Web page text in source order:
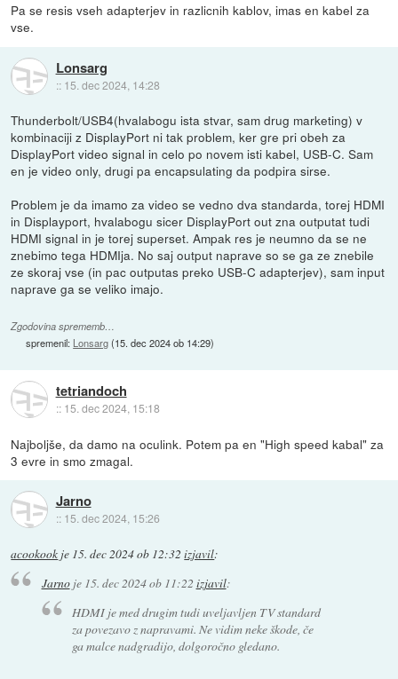
Pa se resis vseh adapterjev in razlicnih kablov, imas en kabel za
vse.
Lonsarg
:: 15. dec 2024, 14:28
Thunderbolt/USB4(hvalabogu ista stvar, sam drug marketing) v
kombinaciji z DisplayPort ni tak problem, ker gre pri obeh za
DisplayPort video signal in celo po novem isti kabel, USB-C. Sam
en je video only, drugi pa encapsulating da podpira sirse.
Problem je da imamo za video se vedno dva standarda, torej HDMI
in Displayport, hvalabogu sicer DisplayPort out zna outputat tudi
HDMI signal in je torej superset. Ampak res je neumno da se ne
znebimo tega HDMIja. No saj output naprave so se ga ze znebile
ze skoraj vse (in pac outputas preko USB-C adapterjev), sam input
naprave ga se veliko imajo.
Zgodovina sprememb…
spremenil: Lonsarg(15. dec 2024 ob 14:29)
tetriandoch
:: 15. dec 2024, 15:18
Najboljše, da damo na oculink. Potem pa en "High speed kabal" za
3 evre in smo zmagal.
Jarno
:: 15. dec 2024, 15:26
acookook je 15. dec 2024 ob 12:32 izjavil:
Jarnoje 15. dec 2024 ob 11:22 izjavil:
HDMI je med drugim tudi uveljavljen TV standard
za povezavo z napravami. Ne vidim neke škode, če
ga malce nadgradijo, dolgoročno gledano.